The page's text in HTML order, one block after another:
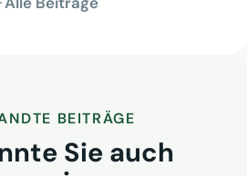
BEITRÄGE
Sie auch